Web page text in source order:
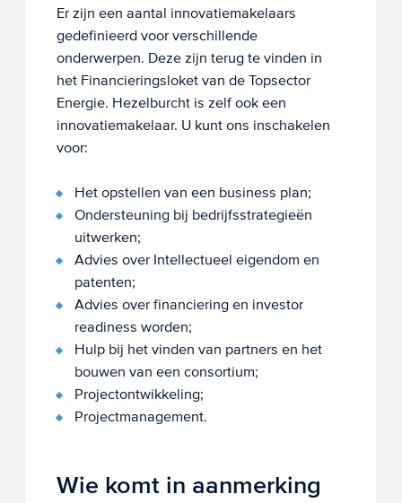
Er zijn een aantal innovatiemakelaars
gedefinieerd voor verschillende
onderwerpen. Deze zijn terug te vinden in
het Financieringsloket van de Topsector
Energie. Hezelburcht is zelf ook een
innovatiemakelaar. U kunt ons inschakelen
voor:
Het opstellen van een business plan;
Ondersteuning bij bedrijfsstrategieën
uitwerken;
Advies over Intellectueel eigendom en
patenten;
Advies over financiering en investor
readiness worden;
Hulp bij het vinden van partners en het
bouwen van een consortium;
Projectontwikkeling;
Projectmanagement.
Wie komt in aanmerking